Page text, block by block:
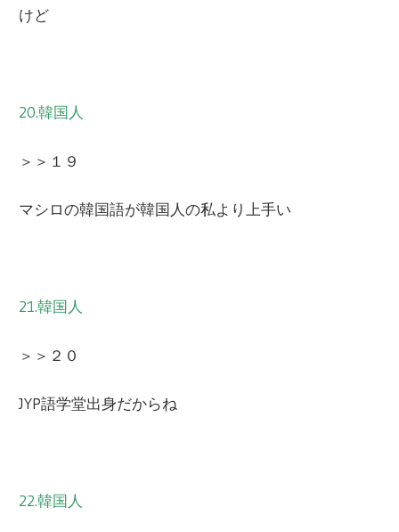
けど
20.韓国人
＞＞１９
マシロの韓国語が韓国人の私より上手い
21.韓国人
＞＞２０
JYP語学堂出身だからね
22.韓国人